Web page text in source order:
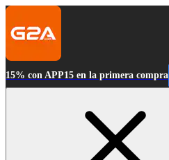
15% con APP15 en la primera compra